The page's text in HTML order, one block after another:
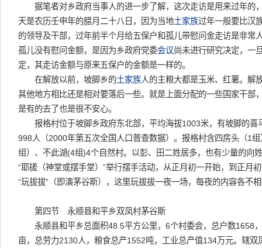
据笔者对乡政府当事人的进一步了解，这次走访是用来过年的
天是农历壬申年的腊月二十八日，因为当地土家族过年一般要比汉
的领导及干部，过年前半个月给五保户和孤儿带慰问金走访是非常
孤儿没有慰问金额，是因为乡政府党委会议尚未进行研究决定，一
定，其走访金额与原来五保户的金额是一样的。
在解放以前，坡脚乡的土家族人的主粮大都是玉米、红薯。解
其他地方相比还是相对要落后一些。就是上面分配的一些国家干部
是有的去了也是很不安心。
报格村位于坡脚乡政府东北部，平均海拔1003米，有坡脚的喜
998人（2000年第五次全国人口普查数据）。报格村含四房头（1
组）、不此湖(4组)4个自然村。以彭、田二姓居多，也有少量的向
“耶搓（神堂或摆手堂）”举行摆手活动，从正月初一开始，到正月
“玩拔拔”（即演茅谷斯），这里玩拔拔一夜一场，每夜的内容各不
第四节 永顺县和平乡双凤村茅谷斯
永顺县和平乡总面积48.5平方公里，6个村委会，总户数1658
亩，总劳力2130人，粮食总产1552吨，工业总产值134万元。辖双